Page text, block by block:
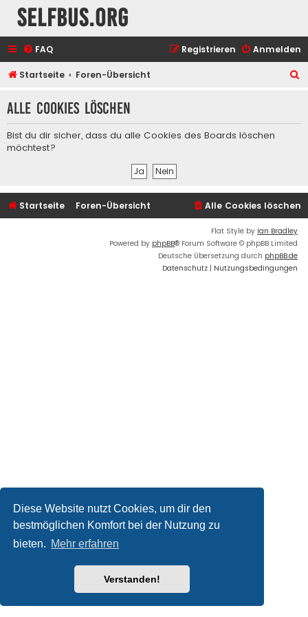
Diese Website nutzt Cookies, um dir den
bestmöglichen Komfort bei der Nutzung zu
bieten. Mehr erfahren
Verstanden!
selfbus.org
FAQ Anmelden
Registrieren
Startseite Foren-Übersicht
h
Alle Cookies löschen
Bist du dir sicher, dass du alle Cookies des Boards löschen
möchtest?
Startseite Foren-Übersicht Alle Cookies löschen
Flat Style by Ian Bradley
Powered by phpBB® Forum Software © phpBB Limited
Deutsche Übersetzung durch phpBB.de
Datenschutz | Nutzungsbedingungen